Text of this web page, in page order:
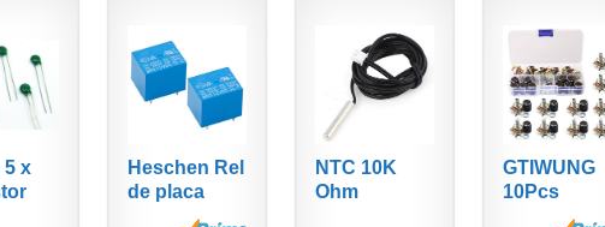
5 x
Heschen Rel
de placa
para, PC
NTC 10K
Ohm
GTIWUNG
10Pcs
Potencimetr